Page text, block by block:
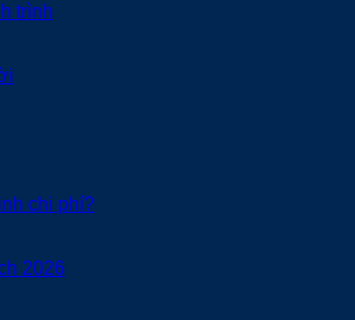
trình
chi phí?
2026